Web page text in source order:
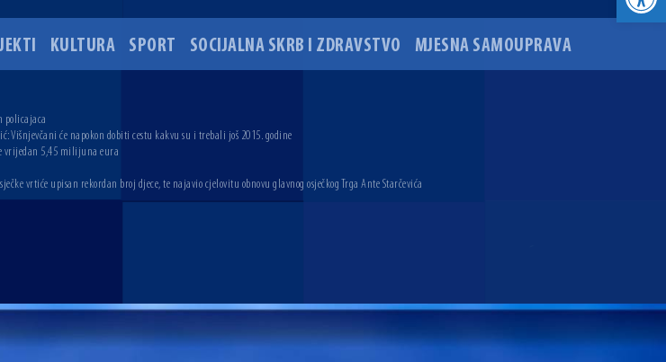
KULTURA SPORT SOCIJALNA SKRB I ZDRAVSTVO MJESNA SAMOUPRAVA
policajaca
Višnjevčani će napokon dobiti cestu kakvu su i trebali još 2015. godine
vrijedan 5,45 milijuna eura
vrtiće upisan rekordan broj djece, te najavio cjelovitu obnovu glavnog osječkog Trga Ante Starčevića